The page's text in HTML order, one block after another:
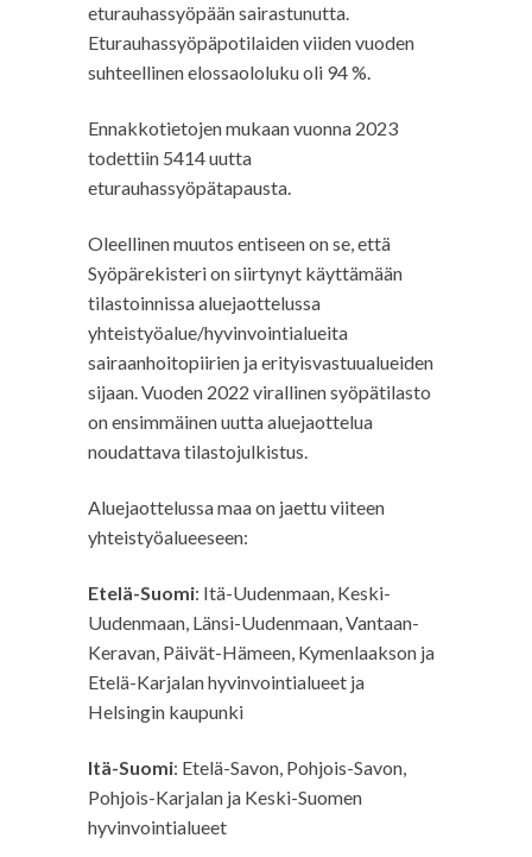
eturauhassyöpään sairastunutta.
Eturauhassyöpäpotilaiden viiden vuoden
suhteellinen elossaololuku oli 94 %.
Ennakkotietojen mukaan vuonna 2023
todettiin 5414 uutta
eturauhassyöpätapausta.
Oleellinen muutos entiseen on se, että
Syöpärekisteri on siirtynyt käyttämään
tilastoinnissa aluejaottelussa
yhteistyöalue/hyvinvointialueita
sairaanhoitopiirien ja erityisvastuualueiden
sijaan. Vuoden 2022 virallinen syöpätilasto
on ensimmäinen uutta aluejaottelua
noudattava tilastojulkistus.
Aluejaottelussa maa on jaettu viiteen
yhteistyöalueeseen:
Etelä-Suomi: Itä-Uudenmaan, Keski-
Uudenmaan, Länsi-Uudenmaan, Vantaan-
Keravan, Päivät-Hämeen, Kymenlaakson ja
Etelä-Karjalan hyvinvointialueet ja
Helsingin kaupunki
Itä-Suomi: Etelä-Savon, Pohjois-Savon,
Pohjois-Karjalan ja Keski-Suomen
hyvinvointialueet